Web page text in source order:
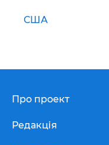
США
Про проект
Редакція